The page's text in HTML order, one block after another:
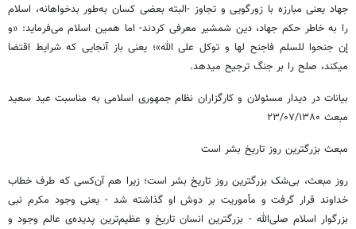
جهاد یعنی مبارزه با زورگویی و تجاوز -البته بعضی کسان به‌طور بدخواهانه، اسلام
را به خاطر حکم جهاد، دین شمشیر معرفی کردند- اما همین اسلام می‌فرماید: «و
إن جنحوا للسلم فاجنح لها و توکل علی الله»؛ یعنی باز آنجایی که شرایط اقتضا
میکند، صلح را بر جنگ ترجیح میدهد.
بیانات در دیدار مسئولان و کارگزاران نظام جمهوری اسلامی به مناسبت عید سعید
مبعث ۲۳/۰۷/۱۳۸۰
مبعث بزرگترین روز تاریخ بشر است
روز مبعث، بی‌شک بزرگترین روز تاریخ بشر است؛ زیرا هم آن‌کسی که طرف خطاب
خداوند قرار گرفت و مأموریت بر دوش او گذاشته شد - یعنی وجود مکرم نبی
بزرگوار اسلام صلی‌الله - بزرگترین انسان تاریخ و عظیم‌ترین پدیده‌ی عالم وجود و